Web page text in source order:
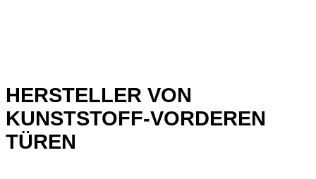
HERSTELLER VON
KUNSTSTOFF-VORDEREN
TÜREN